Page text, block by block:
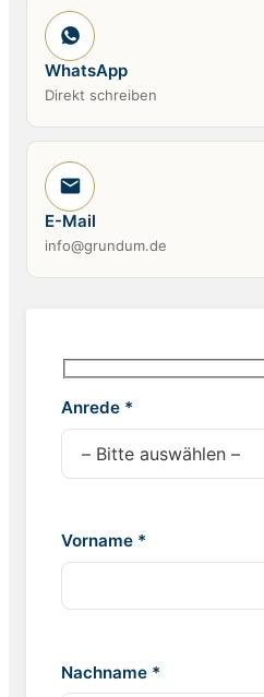
WhatsApp
Direkt schreiben
E-Mail
info@grundum.de
Anrede *
Vorname *
Nachname *